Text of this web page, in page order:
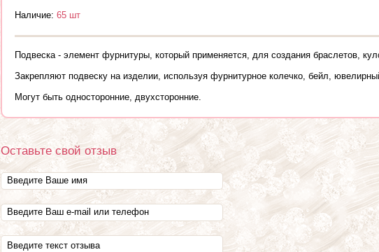
Наличие: 65 шт
Подвеска - элемент фурнитуры, который применяется, для создания браслетов,
Закрепляют подвеску на изделии, используя фурнитурное колечко, бейл,
Могут быть односторонние, двухсторонние.
Оставьте свой отзыв